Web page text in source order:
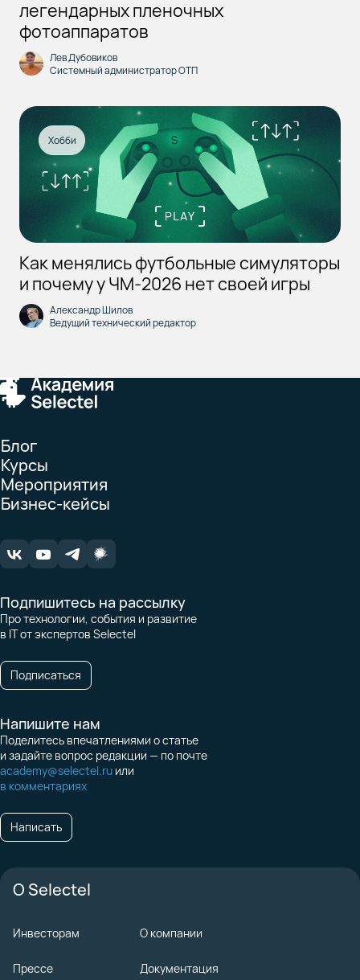
легендарных пленочных
фотоаппаратов
Лев Дубовиков
Системный администратор ОТП
Хобби
Как менялись футбольные симуляторы
и почему у ЧМ-2026 нет своей игры
Александр Шилов
Ведущий технический редактор
Блог
Курсы
Мероприятия
Бизнес-кейсы
Подпишитесь на рассылку
Про технологии, события и развитие
в IT от экспертов Selectel
Подписаться
Напишите нам
Поделитесь впечатлениями о статье
и задайте вопрос редакции — по почте
academy@selectel.ru или
в комментариях
Написать
О Selectel
Инвесторам О компании
Прессе Документация